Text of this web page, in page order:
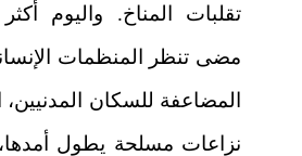
تقلبات المناخ. واليوم
مضى تنظر المنظمات
المضاعفة للسكان
نزاعات مسلحة يطول